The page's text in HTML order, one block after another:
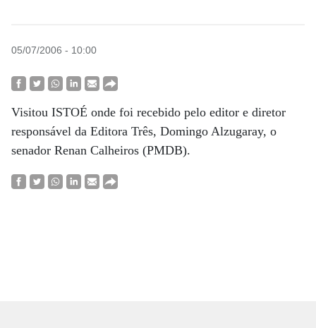
05/07/2006 - 10:00
Visitou ISTOÉ onde foi recebido pelo editor e diretor
responsável da Editora Três, Domingo Alzugaray, o
senador Renan Calheiros (PMDB).